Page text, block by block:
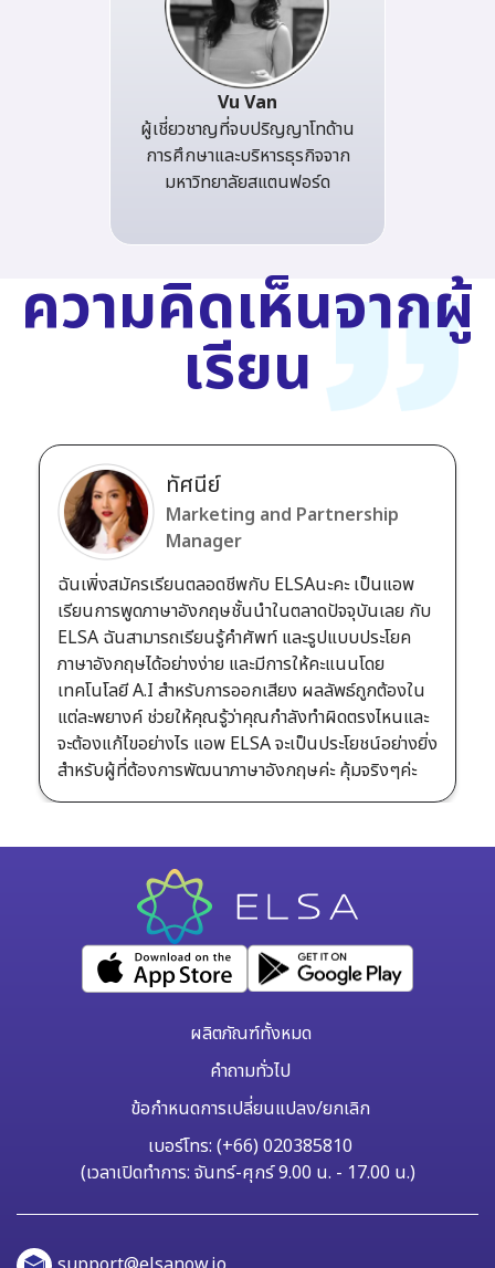
Vu Van
ผู้เชี่ยวชาญที่จบปริญญาโทด้าน
การศึกษาและบริหารธุรกิจจาก
มหาวิทยาลัยสแตนฟอร์ด
ความคิดเห็นจากผู้
เรียน
ทัศนีย์
Marketing and Partnership
Manager
ฉันเพิ่งสมัครเรียนตลอดชีพกับ ELSAนะคะ เป็นแอพ
เรียนการพูดภาษาอังกฤษชั้นนำในตลาดปัจจุบันเลย กับ
ELSA ฉันสามารถเรียนรู้คำศัพท์ และรูปแบบประโยค
ภาษาอังกฤษได้อย่างง่าย และมีการให้คะแนนโดย
เทคโนโลยี A.I สำหรับการออกเสียง ผลลัพธ์ถูกต้องใน
แต่ละพยางค์ ช่วยให้คุณรู้ว่าคุณกำลังทำผิดตรงไหนและ
จะต้องแก้ไขอย่างไร แอพ ELSA จะเป็นประโยชน์อย่างยิ่ง
สำหรับผู้ที่ต้องการพัฒนาภาษาอังกฤษค่ะ คุ้มจริงๆค่ะ
ผลิตภัณฑ์ทั้งหมด
คำถามทั่วไป
ข้อกำหนดการเปลี่ยนแปลง/ยกเลิก
เบอร์โทร: (+66) 020385810
(เวลาเปิดทำการ: จันทร์-ศุกร์ 9.00 น. - 17.00 น.)